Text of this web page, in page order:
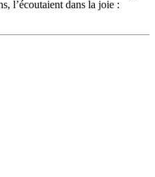
l’écoutaient dans la joie :